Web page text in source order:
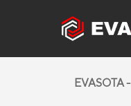
EVASOTA